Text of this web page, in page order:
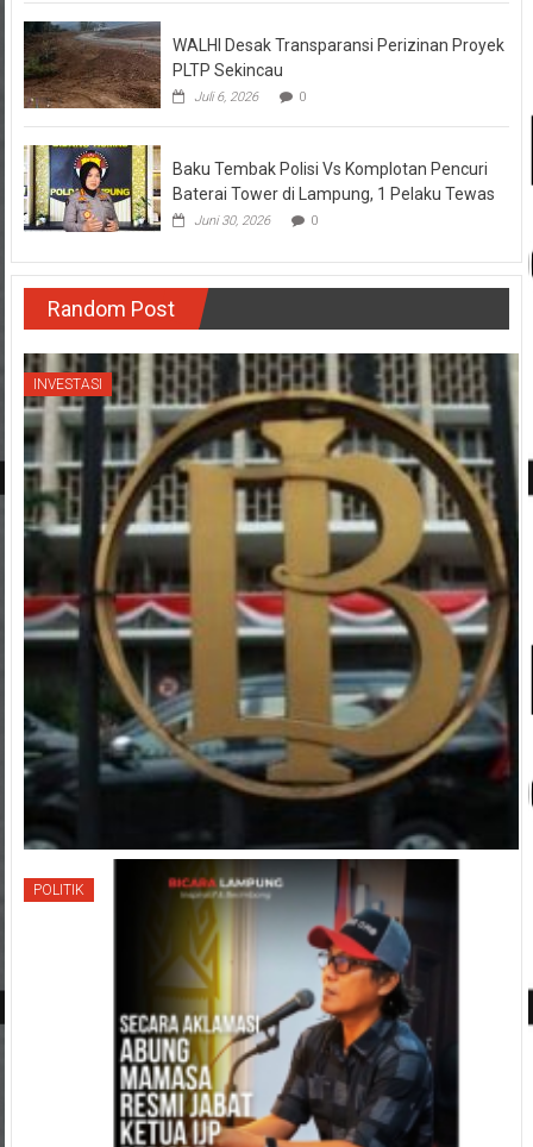
WALHI Desak Transparansi Perizinan Proyek
PLTP Sekincau
Juli 6, 2026 0
Baku Tembak Polisi Vs Komplotan Pencuri
Baterai Tower di Lampung, 1 Pelaku Tewas
Juni 30, 2026 0
Random Post
INVESTASI
POLITIK